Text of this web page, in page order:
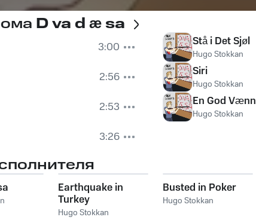
D va d æ sa
3:00
2:56
2:53
3:26
Stå i Det Sjøl
Hugo Stokkan
Siri
Hugo Stokkan
En God Vænn
Hugo Stokkan
Earthquake in
Turkey
Hugo Stokkan
Busted in Poker
Hugo Stokkan